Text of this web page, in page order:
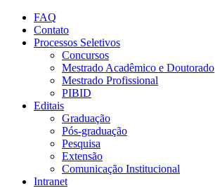
Conteúdo principal
FAQ
Contato
Processos Seletivos
Concursos
Mestrado Acadêmico e Doutorado
Mestrado Profissional
PIBID
Editais
Graduação
Pós-graduação
Pesquisa
Extensão
Comunicação Institucional
Intranet